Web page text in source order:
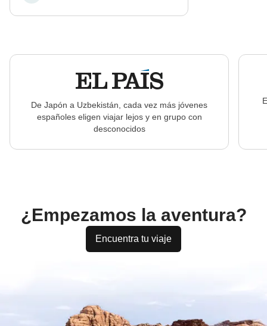
De Japón a Uzbekistán, cada vez más jóvenes
españoles eligen viajar lejos y en grupo con
desconocidos
¿Empezamos la aventura?
Encuentra tu viaje